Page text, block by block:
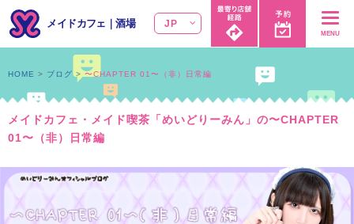
メイドカフェ ｜酒場 JP
MENU
メイドカフェ・メイド喫茶「めいどりーみん」の〜CHAPTER
01〜（非）日常編
HOME ブログ 〜CHAPTER 01〜（非）日常編